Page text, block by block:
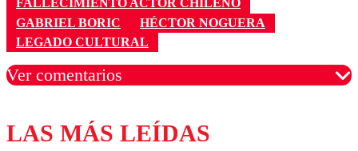
FALLECIMIENTO ACTOR CHILENO
GABRIEL BORIC
HÉCTOR NOGUERA
LEGADO CULTURAL
Ver comentarios
Los comentarios son moderados para garantizar un
diálogo respetuoso.
LAS MÁS LEÍDAS